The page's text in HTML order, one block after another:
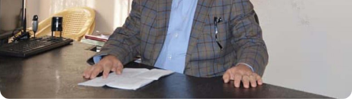
yerine bu partiden aday gösterilmesine AKP
tarafından yapılan itiraz, İlçe Seçim Kurulu
tarafından kabul edildi. İlçe Seçim Kurulu Zeki
Bilgin'in, Saadet Partisi'nden belediye başkan adayı
olamayacağına karar verdi.